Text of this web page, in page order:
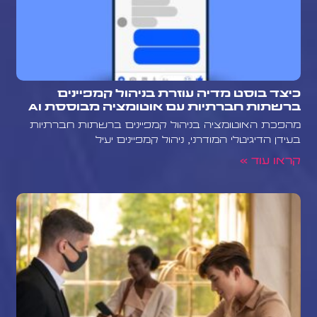
כיצד בוסט מדיה עוזרת בניהול קמפיינים
ברשתות חברתיות עם אוטומציה מבוססת AI
מהפכת האוטומציה בניהול קמפיינים ברשתות חברתיות
בעידן הדיגיטלי המודרני, ניהול קמפיינים יעיל
קראו עוד »